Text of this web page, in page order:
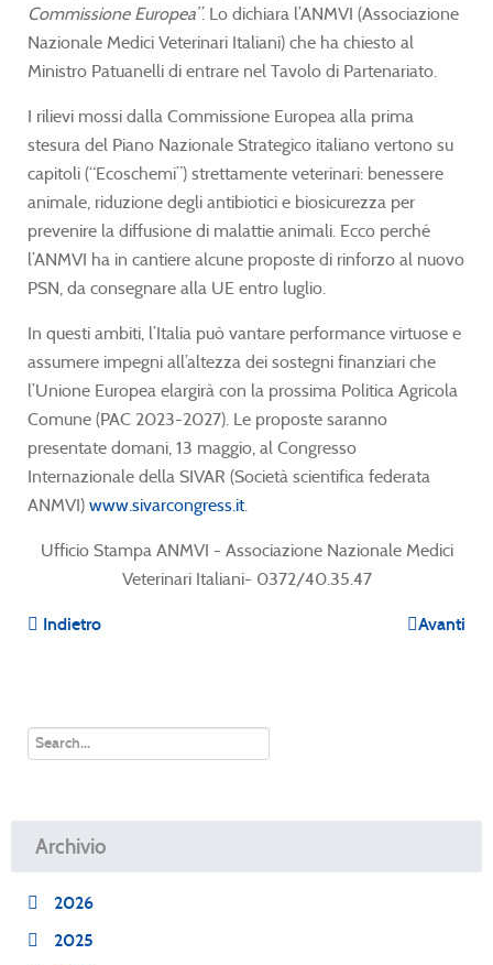
Commissione Europea”. Lo dichiara l’ANMVI (Associazione
Nazionale Medici Veterinari Italiani) che ha chiesto al
Ministro Patuanelli di entrare nel Tavolo di Partenariato.
I rilievi mossi dalla Commissione Europea alla prima
stesura del Piano Nazionale Strategico italiano vertono su
capitoli (“Ecoschemi”) strettamente veterinari: benessere
animale, riduzione degli antibiotici e biosicurezza per
prevenire la diffusione di malattie animali. Ecco perché
l’ANMVI ha in cantiere alcune proposte di rinforzo al nuovo
PSN, da consegnare alla UE entro luglio.
In questi ambiti, l’Italia può vantare performance virtuose e
assumere impegni all’altezza dei sostegni finanziari che
l’Unione Europea elargirà con la prossima Politica Agricola
Comune (PAC 2023-2027). Le proposte saranno
presentate domani, 13 maggio, al Congresso
Internazionale della SIVAR (Società scientifica federata
ANMVI) www.sivarcongress.it.
Ufficio Stampa ANMVI - Associazione Nazionale Medici
Veterinari Italiani- 0372/40.35.47
Indietro Avanti
Archivio
2026
2025